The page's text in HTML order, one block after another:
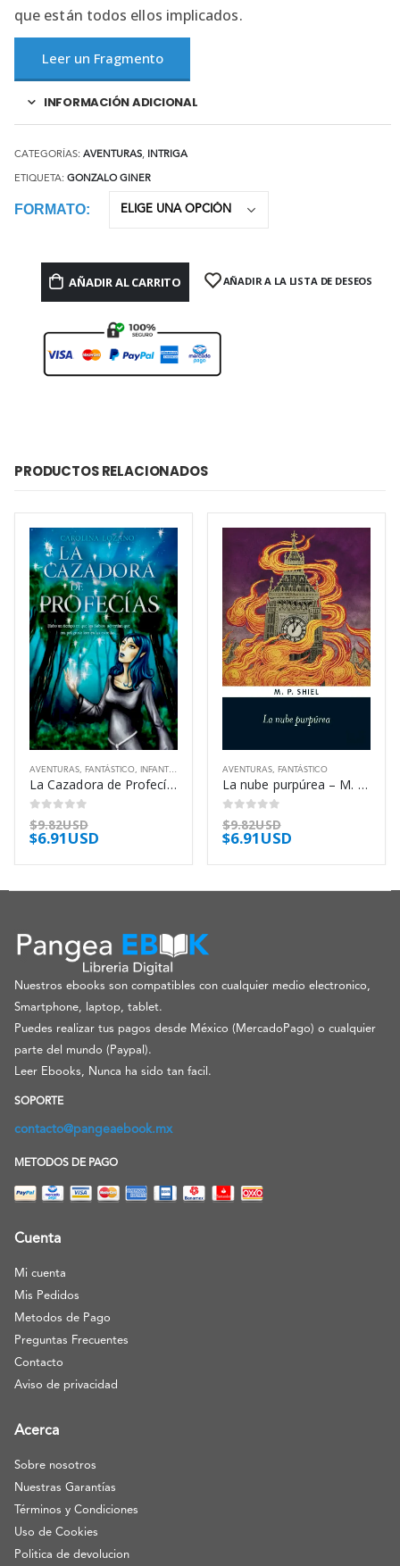
que están todos ellos implicados.
Leer un Fragmento
INFORMACIÓN ADICIONAL
CATEGORÍAS: AVENTURAS, INTRIGA
ETIQUETA: GONZALO GINER
FORMATO
AÑADIR AL CARRITO AÑADIR A LA LISTA DE DESEOS
PRODUCTOS RELACIONADOS
AVENTURAS, FANTÁSTICO, INFANTIL ,
La Cazadora de Profecías – Carolina Lozano
0out of 5
$9.82USD
$6.91USD
AVENTURAS, FANTÁSTICO
La nube purpúrea – M. P. Shiel
0out of 5
$9.82USD
$6.91USD
Nuestros ebooks son compatibles con cualquier medio electronico,
Smartphone, laptop, tablet.
Puedes realizar tus pagos desde México (MercadoPago) o cualquier
parte del mundo (Paypal).
Leer Ebooks, Nunca ha sido tan facil.
SOPORTE
contacto@pangeaebook.mx
METODOS DE PAGO
Cuenta
Mi cuenta
Mis Pedidos
Metodos de Pago
Preguntas Frecuentes
Contacto
Aviso de privacidad
Acerca
Sobre nosotros
Nuestras Garantías
Términos y Condiciones
Uso de Cookies
Politica de devolucion